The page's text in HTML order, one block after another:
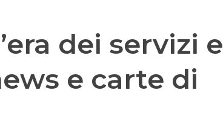
dei servizi e
e carte di